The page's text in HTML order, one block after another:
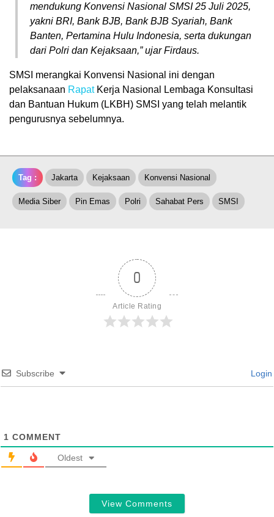
mendukung Konvensi Nasional SMSI 25 Juli 2025,
yakni BRI, Bank BJB, Bank BJB Syariah, Bank
Banten, Pertamina Hulu Indonesia, serta dukungan
dari Polri dan Kejaksaan,” ujar Firdaus.
SMSI merangkai Konvensi Nasional ini dengan
pelaksanaan RapatKerja Nasional Lembaga Konsultasi
dan Bantuan Hukum (LKBH) SMSI yang telah melantik
pengurusnya sebelumnya.
Tag : Jakarta Kejaksaan Konvensi Nasional
Media Siber Pin Emas Polri Sahabat Pers SMSI
0
Article Rating
Subscribe Login
1 COMMENT
Oldest
View Comments